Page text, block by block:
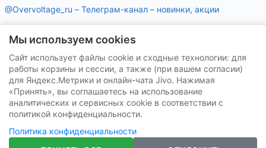
@Overvoltage_ru – Телеграм-канал – новинки, акции
характеристики, наличие, подбор
Нашу продукцию Вы можете приобрести на маркетплейсах
Telegram
Мы используем cookies
Сайт использует файлы cookie и сходные технологии: для
работы корзины и сессии, а также (при вашем согласии)
для Яндекс.Метрики и онлайн-чата Jivo. Нажимая
«Принять», вы соглашаетесь на использование
аналитических и сервисных cookie в соответствии с
политикой конфиденциальности.
Политика конфиденциальности